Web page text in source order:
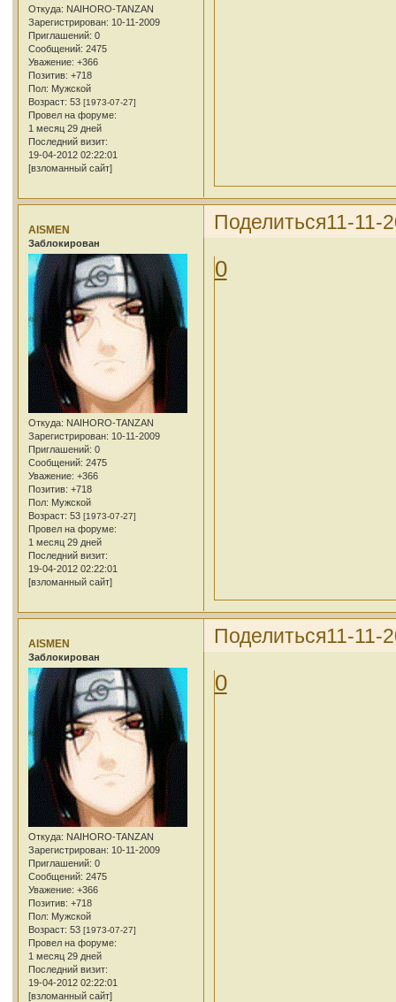
Откуда: NAIHORO-TANZAN
Зарегистрирован: 10-11-2009
Приглашений: 0
Сообщений: 2475
Уважение: +366
Позитив: +718
Пол: Мужской
Возраст: 53 [1973-07-27]
Провел на форуме:
1 месяц 29 дней
Последний визит:
19-04-2012 02:22:01
[взломанный сайт]
Поделиться11-11-
AISMEN
Заблокирован
Откуда: NAIHORO-TANZAN
Зарегистрирован: 10-11-2009
Приглашений: 0
Сообщений: 2475
Уважение: +366
Позитив: +718
Пол: Мужской
Возраст: 53 [1973-07-27]
Провел на форуме:
1 месяц 29 дней
Последний визит:
19-04-2012 02:22:01
[взломанный сайт]
0
Поделиться11-11-
AISMEN
Заблокирован
Откуда: NAIHORO-TANZAN
Зарегистрирован: 10-11-2009
Приглашений: 0
Сообщений: 2475
Уважение: +366
Позитив: +718
Пол: Мужской
Возраст: 53 [1973-07-27]
Провел на форуме:
1 месяц 29 дней
Последний визит:
19-04-2012 02:22:01
[взломанный сайт]
0